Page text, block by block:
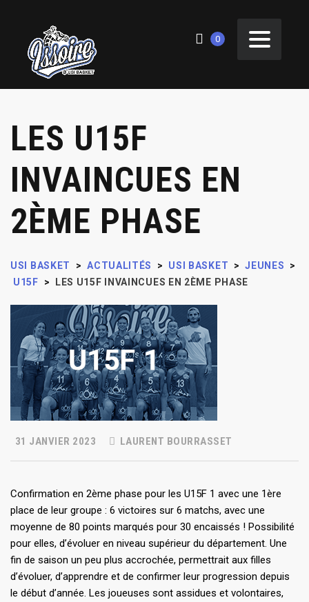
0
LES U15F
INVAINCUES EN
2ÈME PHASE
USI BASKET > ACTUALITÉS > USI BASKET > JEUNES
>
U15F
> LES U15F INVAINCUES EN 2ÈME PHASE
31 JANVIER 2023 LAURENT BOURRASSET
Confirmation en 2ème phase pour les U15F 1 avec une 1ère
place de leur groupe : 6 victoires sur 6 matchs, avec une
moyenne de 80 points marqués pour 30 encaissés ! Possibilité
pour elles, d’évoluer en niveau supérieur du département. Une
fin de saison un peu plus accrochée, permettrait aux filles
d’évoluer, d’apprendre et de confirmer leur progression depuis
le début d’année. Les joueuses sont assidues et volontaires,